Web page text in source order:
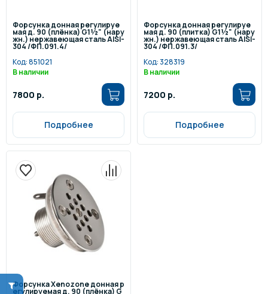
Форсунка донная регулируе
мая д. 90 (плёнка) G1½" (нару
жн.) нержавеющая сталь AISI-
304 /ФП.091.4/
Код:851021
В наличии
7800 р.
Подробнее
Форсунка донная регулируе
мая д. 90 (плитка) G1½" (нару
жн.) нержавеющая сталь AISI-
304 /ФП.091.3/
Код:328319
В наличии
7200 р.
Подробнее
Форсунка Xenozone донная р
егулируемая д. 90 (плёнка) G